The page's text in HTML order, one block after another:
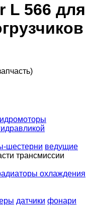
L 566 для
шестерни ведущие
трансмиссии
охлаждения
датчики фонари